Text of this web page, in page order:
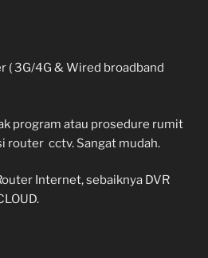
( 3G/4G & Wired broadband
program atau prosedure rumit
router cctv. Sangat mudah.
Internet, sebaiknya DVR